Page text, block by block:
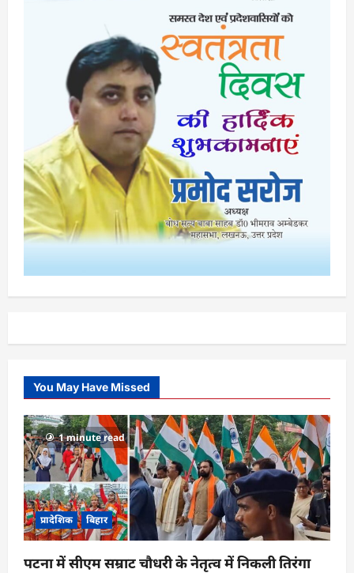
You May Have Missed
1 minute read
प्रादेशिक बिहार
पटना में सीएम सम्राट चौधरी के नेतृत्व में निकली तिरंगा